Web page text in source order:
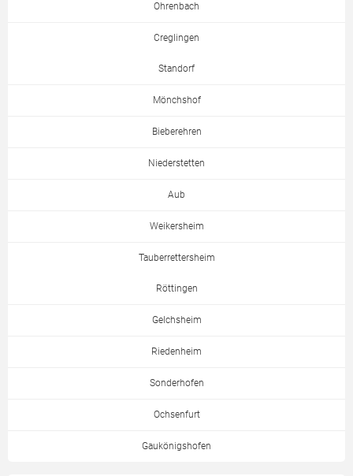
Ohrenbach
Creglingen
Standorf
Mönchshof
Bieberehren
Niederstetten
Aub
Weikersheim
Tauberrettersheim
Röttingen
Gelchsheim
Riedenheim
Sonderhofen
Ochsenfurt
Gaukönigshofen